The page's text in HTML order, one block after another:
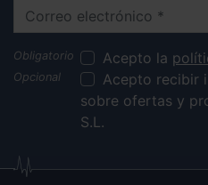
Correo electrónico
Acepto la
Acepto recibir
sobre ofertas y
S.L.